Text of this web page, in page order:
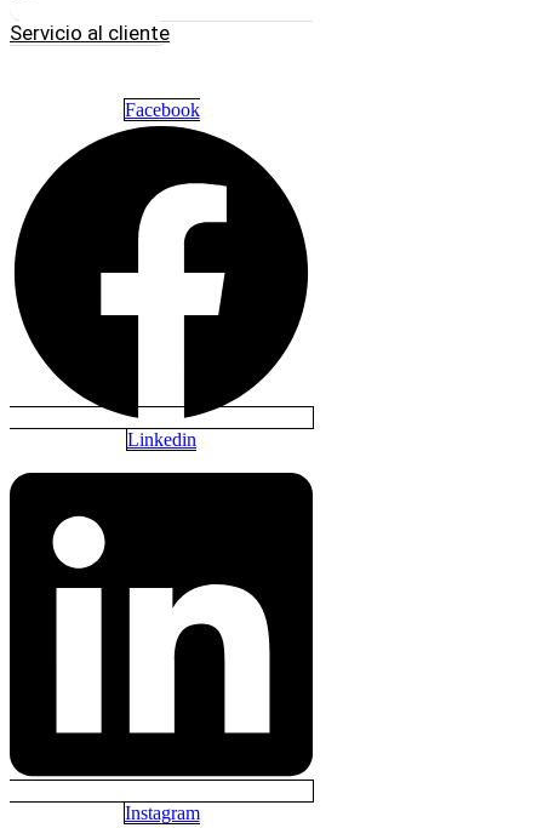
Servicio al cliente
Facebook
Linkedin
Instagram